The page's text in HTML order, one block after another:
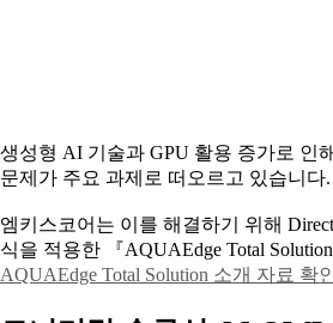
생성형 AI 기술과 GPU 활용 증가로 인
문제가 주요 과제로 떠오르고 있습니다.
엠키스코어는 이를 해결하기 위해
식을 적용한 『AQUAEdge Total
AQUAEdge Total Solution 소개 자료 확